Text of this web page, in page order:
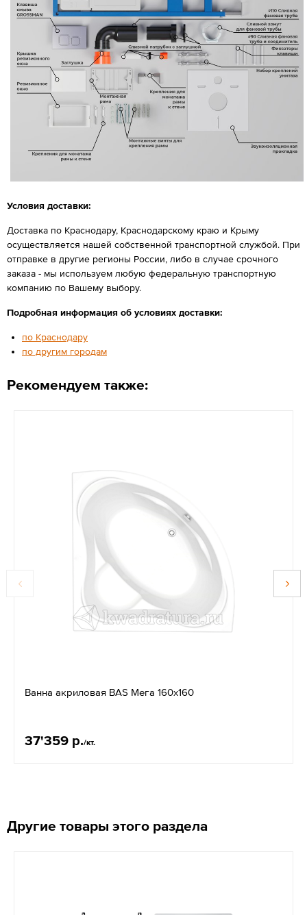
Условия доставки:
Доставка по Краснодару, Краснодарскому краю и Крыму
осуществляется нашей собственной транспортной службой. При
отправке в другие регионы России, либо в случае срочного
заказа - мы используем любую федеральную транспортную
компанию по Вашему выбору.
Подробная информация об условиях доставки:
по Краснодару
по другим городам
Рекомендуем также:
Ванна акриловая BAS Мега 160х160
37'359 р./кт.
Другие товары этого раздела